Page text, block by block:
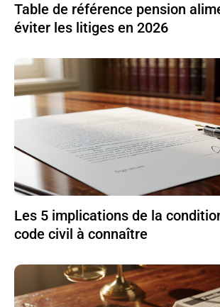
Table de référence pension
éviter les litiges en 2026
Les 5 implications de la
code civil à connaître